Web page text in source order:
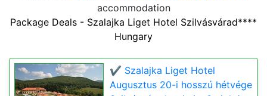
accommodation
Package Deals - Szalajka Liget Hotel Szilvásvárad****
Hungary
✔️ Szalajka Liget Hotel
Augusztus 20-i hosszú hétvége